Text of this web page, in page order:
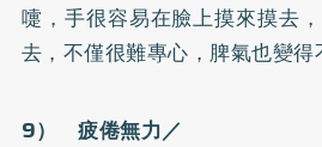
嚏，手很容易在臉上摸來摸去
去，不僅很難專心，脾氣也變得
9） 疲倦無力／